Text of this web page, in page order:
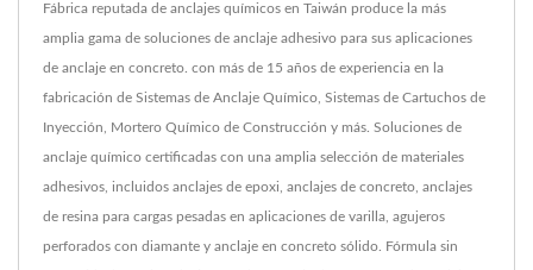
Fábrica reputada de anclajes químicos en Taiwán produce la más
amplia gama de soluciones de anclaje adhesivo para sus aplicaciones
de anclaje en concreto. con más de 15 años de experiencia en la
fabricación de Sistemas de Anclaje Químico, Sistemas de Cartuchos de
Inyección, Mortero Químico de Construcción y más. Soluciones de
anclaje químico certificadas con una amplia selección de materiales
adhesivos, incluidos anclajes de epoxi, anclajes de concreto, anclajes
de resina para cargas pesadas en aplicaciones de varilla, agujeros
perforados con diamante y anclaje en concreto sólido. Fórmula sin